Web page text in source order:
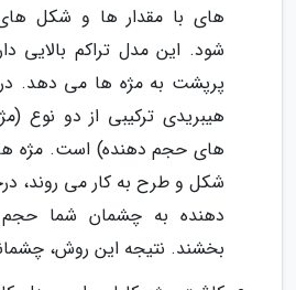
های با مقدار ها و شکل
شود. این مدل تراکم بالایی
پرپشت به مژه ها می دهد.
هیبریدی ترکیبی از دو نوع
های حجم دهنده) است. مژه
شکل و طرح به کار می روند،
دهنده به چشمان شما
بخشند. نتیجه این روش،